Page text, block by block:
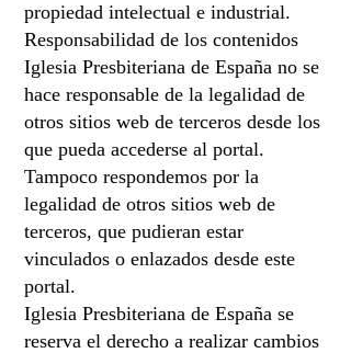
propiedad intelectual e industrial.
Responsabilidad de los contenidos
Iglesia Presbiteriana de España no se
hace responsable de la legalidad de
otros sitios web de terceros desde los
que pueda accederse al portal.
Tampoco respondemos por la
legalidad de otros sitios web de
terceros, que pudieran estar
vinculados o enlazados desde este
portal.
Iglesia Presbiteriana de España se
reserva el derecho a realizar cambios